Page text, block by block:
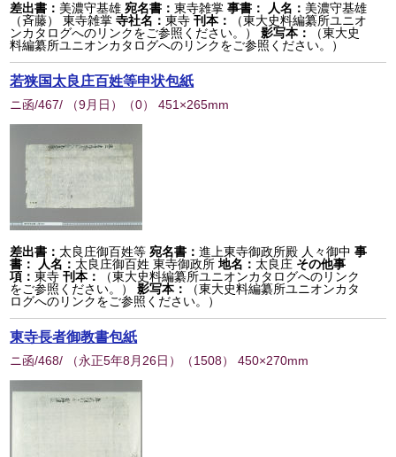
差出書： 美濃守基雄 宛名書：東寺雑掌 事書： 人名： 美濃守基雄
（斉藤） 東寺雑掌 寺社名：東寺 刊本：
（東大史料編纂所ユニオ
ンカタログへのリンクをご参照ください。）
影写本：
（東大史
料編纂所ユニオンカタログへのリンクをご参照ください。）
若狭国太良庄百姓等申状包紙
ニ函/467/ （9月日） （0） 451×265mm
差出書： 太良庄御百姓等 宛名書：進上東寺御政所殿 人々御中 事
書：
人名： 太良庄御百姓 東寺御政所 地名： 太良庄 その他事
項：東寺 刊本：
（東大史料編纂所ユニオンカタログへのリンク
をご参照ください。）
影写本：
（東大史料編纂所ユニオンカタ
ログへのリンクをご参照ください。）
東寺長者御教書包紙
ニ函/468/ （永正5年8月26日） （1508） 450×270mm